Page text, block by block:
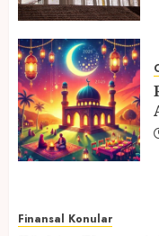
5
Finansal Konular